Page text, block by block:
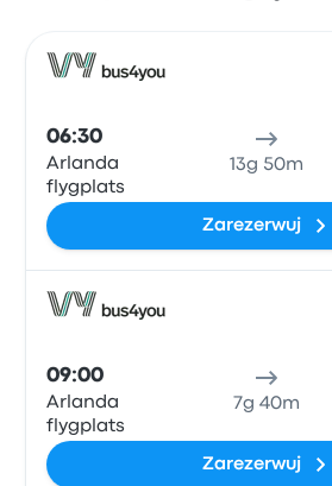
06:30
Arlanda
flygplats
13g 50m
Zarezerwuj
09:00
Arlanda
flygplats
7g 40m
Zarezerwuj